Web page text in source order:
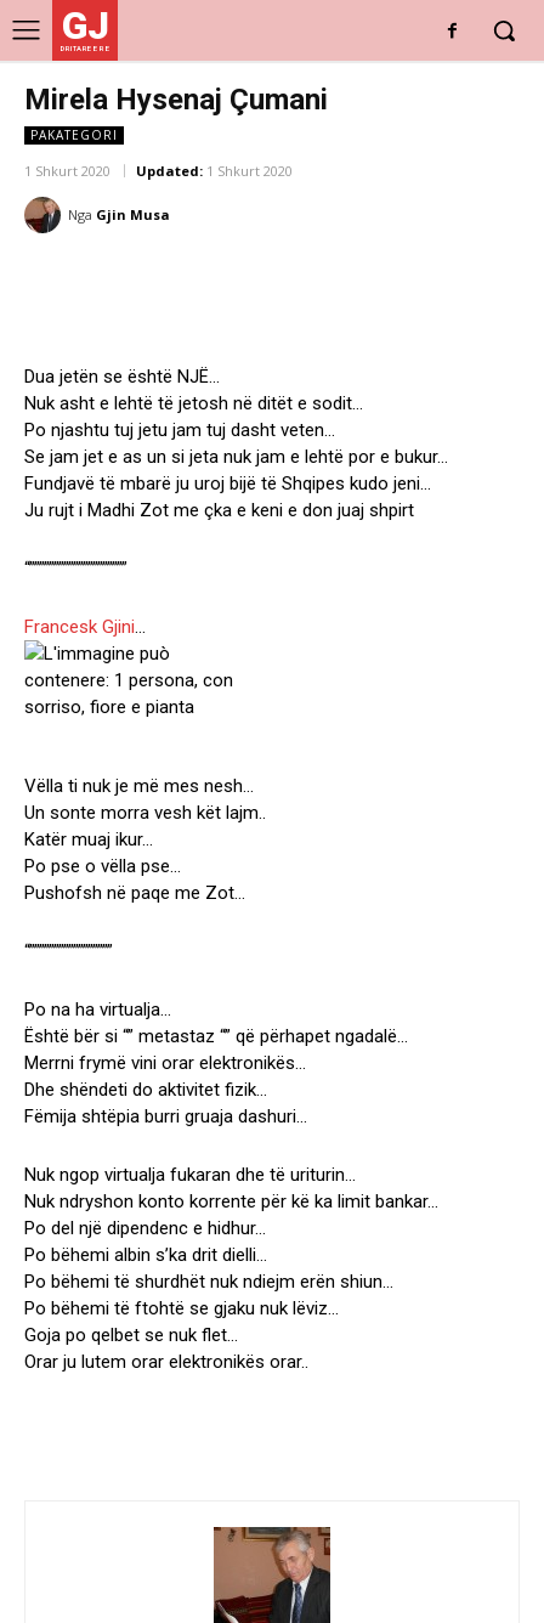
GJ
DRITARE E RE
Mirela Hysenaj Çumani
PAKATEGORI
1 Shkurt 2020 Updated: 1 Shkurt 2020
Nga Gjin Musa
Dua jetën se është NJË…
Nuk asht e lehtë të jetosh në ditët e sodit…
Po njashtu tuj jetu jam tuj dasht veten…
Se jam jet e as un si jeta nuk jam e lehtë por e bukur…
Fundjavë të mbarë ju uroj bijë të Shqipes kudo jeni…
Ju rujt i Madhi Zot me çka e keni e don juaj shpirt
“””””””””””””””””””””
Francesk Gjini…
Vëlla ti nuk je më mes nesh…
Un sonte morra vesh kët lajm..
Katër muaj ikur…
Po pse o vëlla pse…
Pushofsh në paqe me Zot…
“”””””””””””””””””
Po na ha virtualja…
Është bër si “” metastaz “” që përhapet ngadalë…
Merrni frymë vini orar elektronikës…
Dhe shëndeti do aktivitet fizik…
Fëmija shtëpia burri gruaja dashuri…
Nuk ngop virtualja fukaran dhe të uriturin…
Nuk ndryshon konto korrente për kë ka limit bankar…
Po del një dipendenc e hidhur…
Po bëhemi albin s’ka drit dielli…
Po bëhemi të shurdhët nuk ndiejm erën shiun…
Po bëhemi të ftohtë se gjaku nuk lëviz…
Goja po qelbet se nuk flet…
Orar ju lutem orar elektronikës orar..